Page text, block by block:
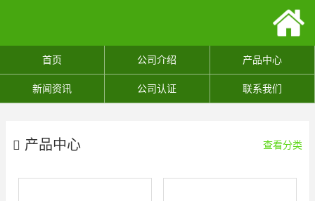
首页 公司介绍 产品中心
新闻资讯 公司认证 联系我们
产品中心 查看分类